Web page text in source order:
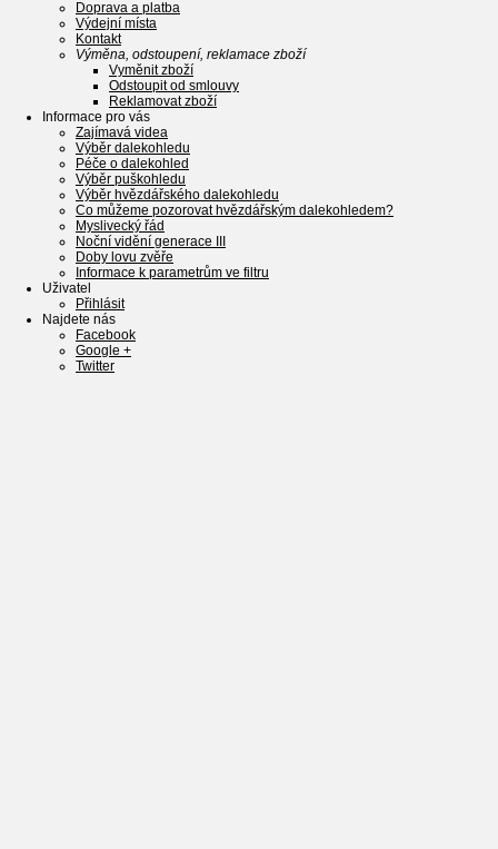
Doprava a platba
Výdejní místa
Kontakt
Výměna, odstoupení, reklamace zboží
Vyměnit zboží
Odstoupit od smlouvy
Reklamovat zboží
Informace pro vás
Zajímavá videa
Výběr dalekohledu
Péče o dalekohled
Výběr puškohledu
Výběr hvězdářského dalekohledu
Co můžeme pozorovat hvězdářským dalekohledem?
Myslivecký řád
Noční vidění generace III
Doby lovu zvěře
Informace k parametrům ve filtru
Uživatel
Přihlásit
Najdete nás
Facebook
Google +
Twitter